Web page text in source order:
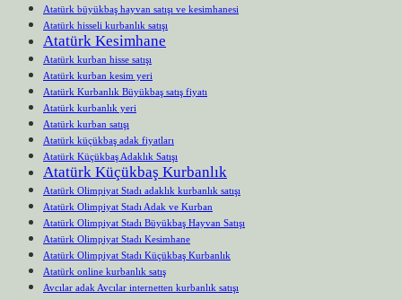
Atatürk büyükbaş hayvan satışı ve kesimhanesi
Atatürk hisseli kurbanlık satışı
Atatürk Kesimhane
Atatürk kurban hisse satışı
Atatürk kurban kesim yeri
Atatürk Kurbanlık Büyükbaş satış fiyatı
Atatürk kurbanlık yeri
Atatürk kurban satışı
Atatürk küçükbaş adak fiyatları
Atatürk Küçükbaş Adaklık Satışı
Atatürk Küçükbaş Kurbanlık
Atatürk Olimpiyat Stadı adaklık kurbanlık satışı
Atatürk Olimpiyat Stadı Adak ve Kurban
Atatürk Olimpiyat Stadı Büyükbaş Hayvan Satışı
Atatürk Olimpiyat Stadı Kesimhane
Atatürk Olimpiyat Stadı Küçükbaş Kurbanlık
Atatürk online kurbanlık satış
Avcılar adak Avcılar internetten kurbanlık satışı